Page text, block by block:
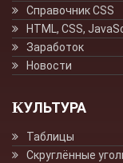
Справочник CSS
HTML, CSS,
Заработок
Новости
КУЛЬТУРА
Таблицы
Скруглённые